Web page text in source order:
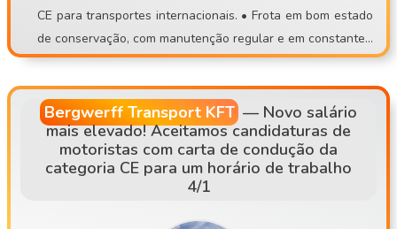
a. 🤝 Para nós, é importante uma atitude correta e um ambi
ente de trabalho normal. Se estás farto de trabalhos de ca
rga e descarga, de locais precários ou de trabalho imprevis
ível, junta-te a uma equipa estável! 📞 Candidatura: 📧 cont
isettrans@gmail.com 📱 +36 30 535 2693 ⚠️ Por favor, só t
e candidates se puderes realmente comparecer a uma entr
evista presencial!
CE para transportes internacionais. • Frota em bom estado
de conservação, com manutenção regular e em constante r
enovação • 32 anos de experiência no setor dos transport
es • Partida da sede, em regime de motorista fixo • Principa
is rotas: AT, DE, NL, SK, CZ
Bergwerff Transport KFT — Novo salário
mais elevado! Aceitamos candidaturas de
motoristas com carta de condução da
categoria CE para um horário de trabalho
4/1